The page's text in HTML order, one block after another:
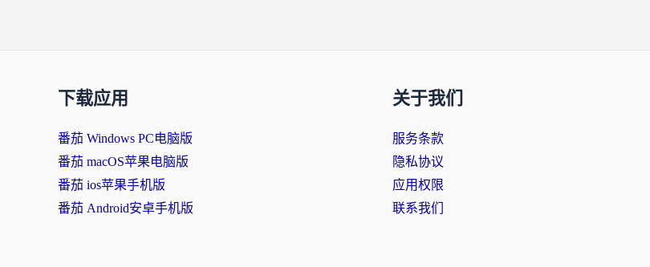
下载应用
番茄 Windows PC电脑版
番茄 macOS苹果电脑版
番茄 ios苹果手机版
番茄 Android安卓手机版
关于我们
服务条款
隐私协议
应用权限
联系我们